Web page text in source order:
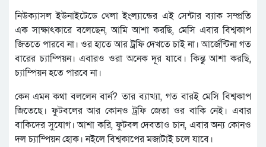
নিউক্যাসল ইউনাইটেডে খেলা ইংল্যান্ডের এই সেন্টার ব্যাক সম্প্রতি
এক সাক্ষাৎকারে বলেছেন, আমি আশা করছি, মেসি এবার বিশ্বকাপ
জিততে পারবে না। ওর হাতে আর ট্রফি দেখতে চাই না। আর্জেন্টিনা গত
বারের চ্যাম্পিয়ন। এবারও ওরা অনেক দূর যাবে। কিন্তু আশা করছি,
চ্যাম্পিয়ন হতে পারবে না।
কেন এমন কথা বললেন বার্ন? তার ব্যাখ্যা, গত বারই মেসি বিশ্বকাপ
জিতেছে। ফুটবলের আর কোনও ট্রফি জেতা ওর বাকি নেই। এবার
বাকিদের সুযোগ। আশা করি, ফুটবল দেবতাও চান, এবার অন্য কোনও
দল চ্যাম্পিয়ন হোক। নইলে বিশ্বকাপের মজাটাই চলে যাবে।